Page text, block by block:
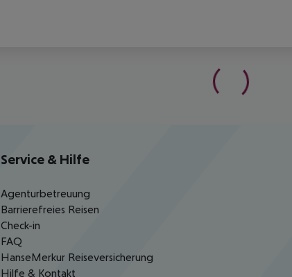
Service & Hilfe
Agenturbetreuung
Barrierefreies Reisen
Check-in
FAQ
HanseMerkur Reiseversicherung
Hilfe & Kontakt